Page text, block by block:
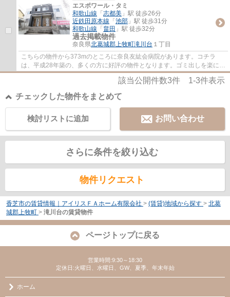
エスポワール・タミ
和歌山線 「 志都美 」駅 徒歩26分
近鉄田原本線 「 池部 」駅 徒歩31分
和歌山線 「 畠田 」駅 徒歩32分
過去掲載物件
奈良県北葛城郡上牧町滝川台 １丁目
こちらの物件から373mのところに奈良友紘会病院があります。コチラ
は、平成28年築の、多くの方に好評の物件となります。ゴミ出しを楽にす
るために、遠くまで行かずに済むゴミ置き場を...
該当公開件数3件 1-3件表示
チェックした物件をまとめて
お問い合わせ
検討リストに追加
さらに条件を絞り込む
物件リクエスト
香芝市の賃貸情報｜アイリスＦＡホーム有限会社 > (賃貸)地域から探す > 北葛
城郡上牧町 > 滝川台の賃貸物件
ページトップに戻る
営業時間:9:30～18:30
定休日:火曜日、水曜日、GW、夏季、年末年始
ホーム